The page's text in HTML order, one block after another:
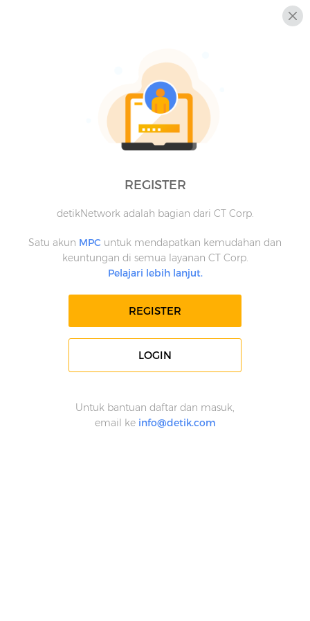
REGISTER
detikNetwork adalah bagian dari CT Corp.
Satu akun MPC untuk mendapatkan kemudahan dan
keuntungan di semua layanan CT Corp.
Pelajari lebih lanjut.
REGISTER
LOGIN
Untuk bantuan daftar dan masuk,
email ke info@detik.com